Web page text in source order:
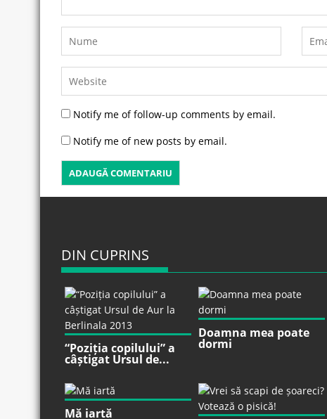
Notify me of follow-up comments by email.
Notify me of new posts by email.
DIN CUPRINS
“Poziția copilului” a
câștigat Ursul de...
Doamna mea poate
dormi
Mă iartă